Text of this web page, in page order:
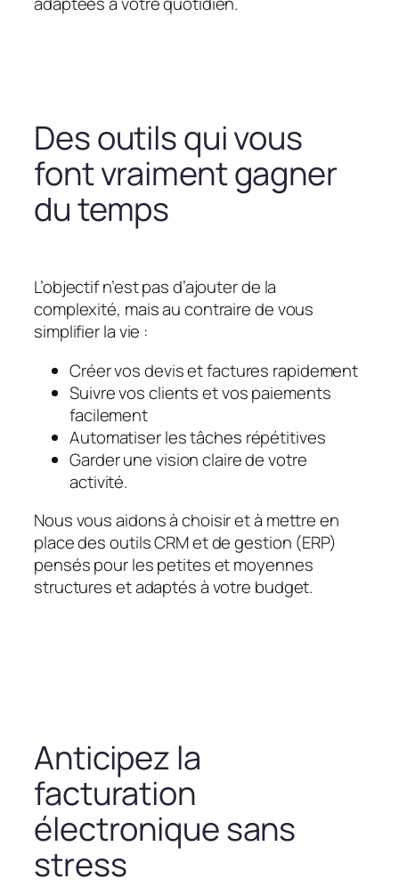
Des outils qui vous
font vraiment gagner
du temps
L’objectif n’est pas d’ajouter de la
complexité, mais au contraire de vous
simplifier la vie :
Créer vos devis et factures rapidement
Suivre vos clients et vos paiements
facilement
Automatiser les tâches répétitives
Garder une vision claire de votre
activité.
Nous vous aidons à choisir et à mettre en
place des outils CRM et de gestion (ERP)
pensés pour les petites et moyennes
structures et adaptés à votre budget.
Anticipez la
facturation
électronique sans
stress